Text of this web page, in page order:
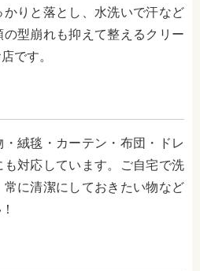
りと落とし、水洗いで汗など
型崩れも抑えて整えるクリー
です。
絨毯・カーテン・布団・ドレ
対応しています。ご自宅で洗
に清潔にしておきたい物など